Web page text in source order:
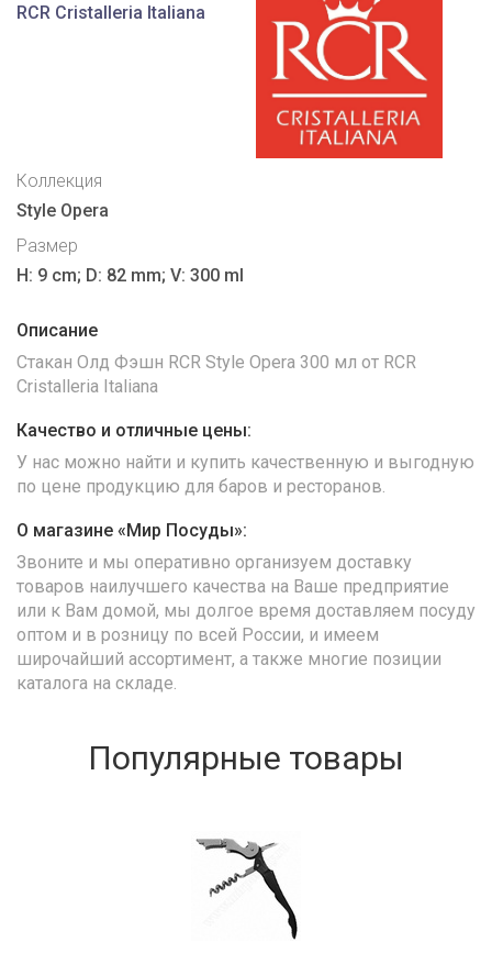
RCR Cristalleria Italiana
Коллекция
Style Opera
Размер
H: 9 cm; D: 82 mm; V: 300 ml
Описание
Стакан Олд Фэшн RCR Style Opera 300 мл от RCR
Cristalleria Italiana
Качество и отличные цены:
У нас можно найти и купить качественную и выгодную
по цене продукцию для баров и ресторанов.
О магазине «Мир Посуды»:
Звоните и мы оперативно организуем доставку
товаров наилучшего качества на Ваше предприятие
или к Вам домой, мы долгое время доставляем посуду
оптом и в розницу по всей России, и имеем
широчайший ассортимент, а также многие позиции
каталога на складе.
Популярные товары